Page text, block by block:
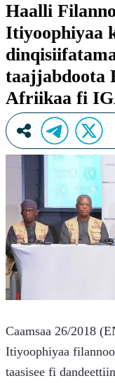
Haalli
Itiyoophiyaa
taajjabdoota
Afriikaa fi
Caamsaa 26/2018
Itiyoophiyaa
taasisee fi